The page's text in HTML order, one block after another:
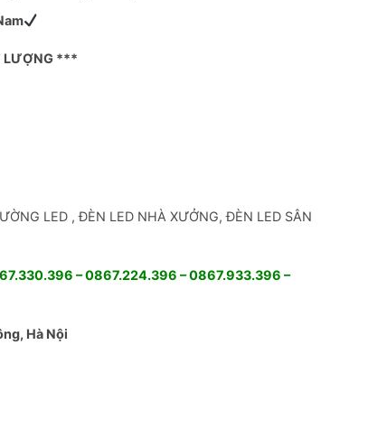
LƯỢNG ***
LED , ĐÈN LED NHÀ XƯỞNG, ĐÈN LED SÂN
– 0867.224.396 – 0867.933.396 –
Hà Nội